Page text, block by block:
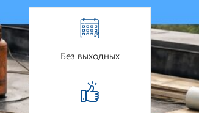
Без выходных